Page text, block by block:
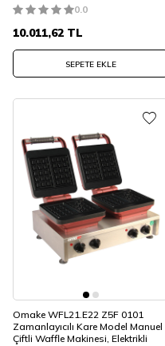
0.0
10.011,62 TL
SEPETE EKLE
Omake WFL21.E22 Z5F 0101
Zamanlayıcılı Kare Model Manuel
Çiftli Waffle Makinesi, Elektrikli